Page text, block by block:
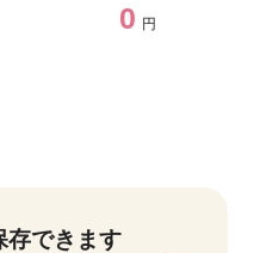
0 円
存できます